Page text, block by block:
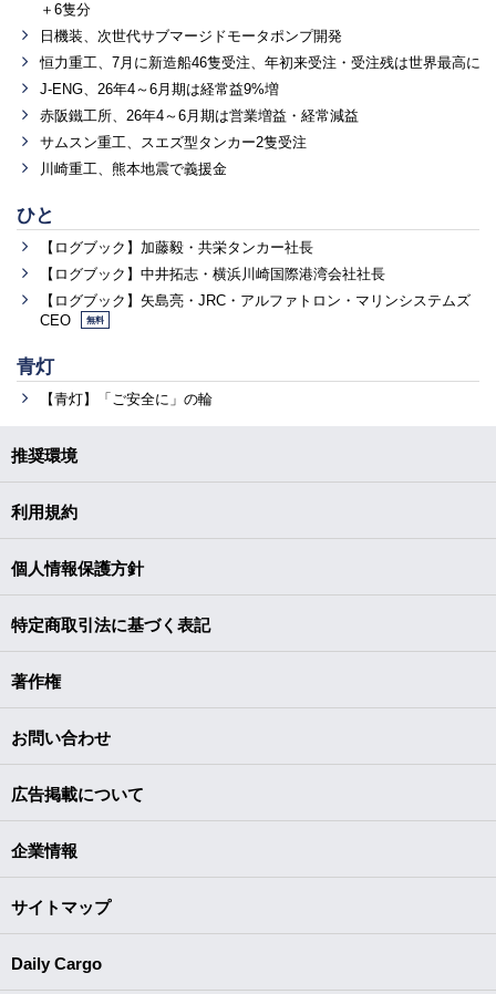
＋6隻分
日機装、次世代サブマージドモータポンプ開発
恒力重工、7月に新造船46隻受注、年初来受注・受注残は世界最高に
J-ENG、26年4～6月期は経常益9%増
赤阪鐵工所、26年4～6月期は営業増益・経常減益
サムスン重工、スエズ型タンカー2隻受注
川崎重工、熊本地震で義援金
ひと
【ログブック】加藤毅・共栄タンカー社長
【ログブック】中井拓志・横浜川崎国際港湾会社社長
【ログブック】矢島亮・JRC・アルファトロン・マリンシステムズ
CEO
無料
青灯
【青灯】「ご安全に」の輪
推奨環境
利用規約
個人情報保護方針
特定商取引法に基づく表記
著作権
お問い合わせ
広告掲載について
企業情報
サイトマップ
Daily Cargo